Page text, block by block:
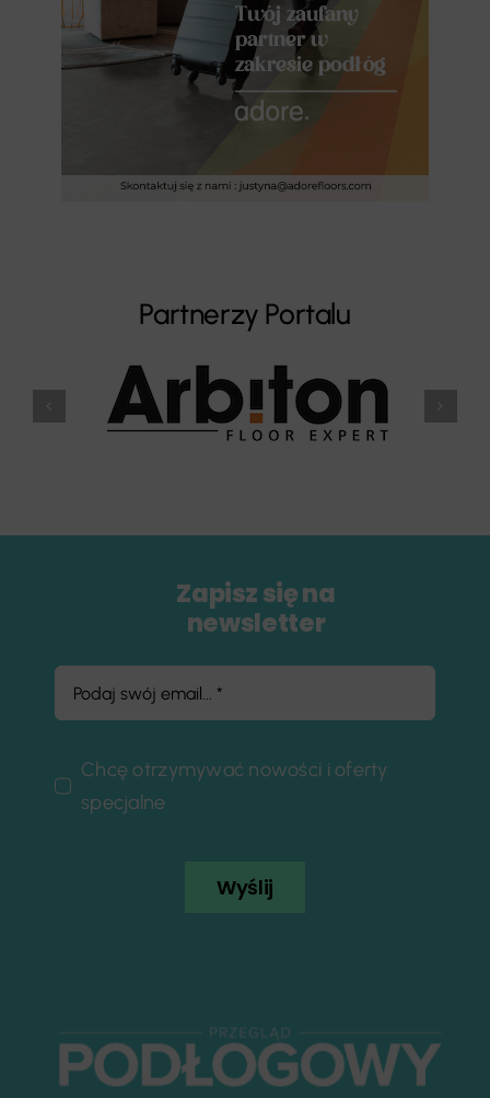
Partnerzy Portalu
Zapisz się na
newsletter
Chcę otrzymywać nowości i oferty
specjalne
Wyślij